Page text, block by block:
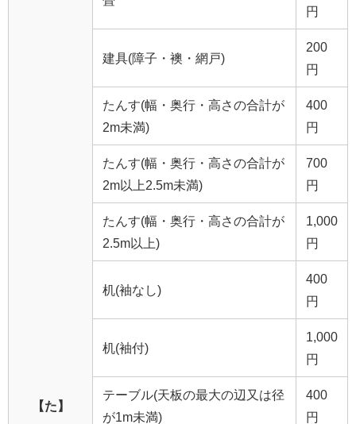
【た】
円
建具(障子・襖・網戸)
200
円
たんす(幅・奥行・高さの合計が
2m未満)
400
円
たんす(幅・奥行・高さの合計が
2m以上2.5m未満)
700
円
たんす(幅・奥行・高さの合計が
2.5m以上)
1,000
円
机(袖なし)
400
円
机(袖付)
1,000
円
テーブル(天板の最大の辺又は径
が1m未満)
400
円